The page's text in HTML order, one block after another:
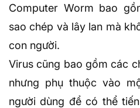
Computer Worm bao
sao chép và lây lan mà
con người.
Virus cũng bao gồm các
nhưng phụ thuộc vào
người dùng để có thể